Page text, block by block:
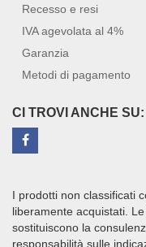
Recesso e resi
IVA agevolata al 4%
Garanzia
Metodi di pagamento
CI TROVI ANCHE SU:
I prodotti non classificati
liberamente acquistati.
sostituiscono la
responsabilità sulle